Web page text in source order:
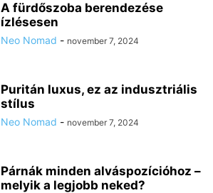
A fürdőszoba berendezése
ízlésesen
Neo Nomad - november 7, 2024
Puritán luxus, ez az indusztriális
stílus
Neo Nomad - november 7, 2024
Párnák minden alváspozícióhoz –
melyik a legjobb neked?